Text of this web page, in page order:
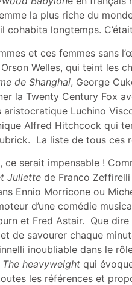
la plus riche du
cohabita longtemps.
et ces femmes sans
Welles, qui teint les
de Shanghai, George
la Twenty Century Fox
Luchino
Alfred Hitchcock qui
La liste de tous ces
ce serait impensable !
Juliette de Franco Zeffirelli
Ennio Morricone ou
d’une comédie
et Fred Astair. Que dire
de savourer chaque
inoubliable dans le
The heavyweight qui
les références et